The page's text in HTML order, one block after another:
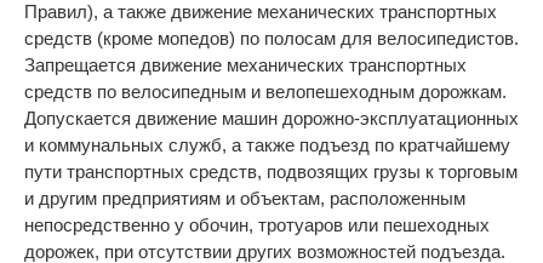
Правил), а также движение механических транспортных
средств (кроме мопедов) по полосам для велосипедистов.
Запрещается движение механических транспортных
средств по велосипедным и велопешеходным дорожкам.
Допускается движение машин дорожно-эксплуатационных
и коммунальных служб, а также подъезд по кратчайшему
пути транспортных средств, подвозящих грузы к торговым
и другим предприятиям и объектам, расположенным
непосредственно у обочин, тротуаров или пешеходных
дорожек, при отсутствии других возможностей подъезда.